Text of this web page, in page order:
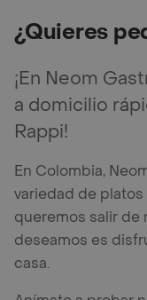
¿Quieres
¡En Neom
a domicilio
Rappi!
En Colombia,
variedad de
queremos salir de
deseamos es
casa.